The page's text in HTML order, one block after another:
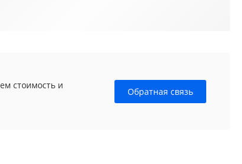
стоимость и
Обратная связь